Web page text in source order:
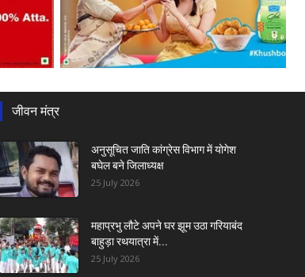
जीवन मंत्र
अनुसूचित जाति कांग्रेस विभाग में योगेश
बघेल बने जिलाध्यक्ष
25 July 2026
महाप्रभु लौटे अपने घर झूम उठा गरियाबंद
बाहुड़ा रथयात्रा में...
25 July 2026